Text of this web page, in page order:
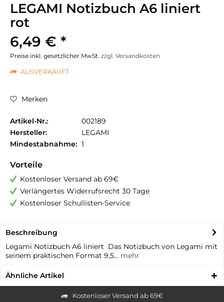
LEGAMI Notizbuch A6 liniert
rot
6,49 € *
Preise inkl. gesetzlicher MwSt. zzgl. Versandkosten
AUSVERKAUFT
Merken
Artikel-Nr.:
002189
Hersteller:
LEGAMI
Mindestabnahme: 1
Vorteile
Kostenloser Versand ab 69€
Verlängertes Widerrufsrecht 30 Tage
Kostenloser Schullisten-Service
Beschreibung
Legami Notizbuch A6 liniert Das Notizbuch von Legami mit
seinem praktischen Format 9,5... mehr
Ähnliche Artikel
Kostenloser Versand ab 69€